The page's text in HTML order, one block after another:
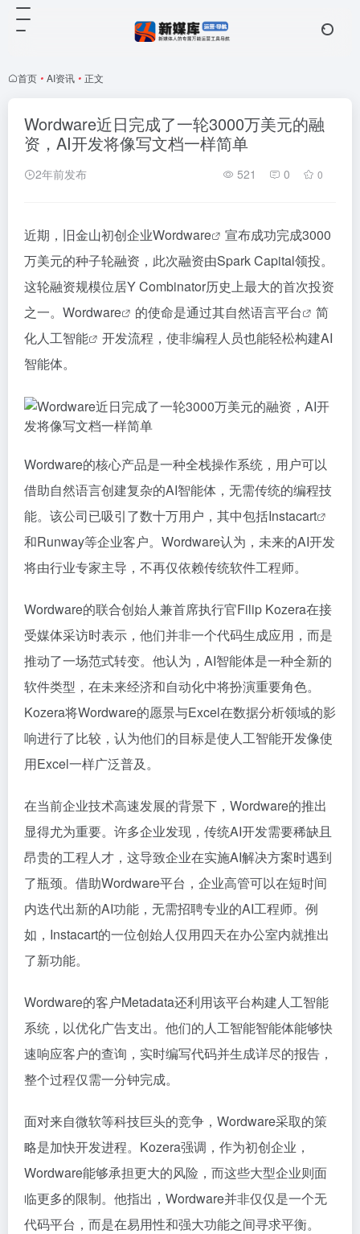
首页 • AI资讯 • 正文
Wordware近日完成了一轮3000万美元的融
资，AI开发将像写文档一样简单
2年前发布 521 0 0
近期，旧金山初创企业Wordware
宣布成功完成3000
万美元的种子轮融资，此次融资由Spark Capital领投。
这轮融资规模位居Y Combinator历史上最大的首次投资
之一。 Wordware 的使命是通过其自然语言平台
简
化人工智能
开发流程，使非编程人员也能轻松构建AI
智能体。
Wordware的核心产品是一种全栈操作系统，用户可以
借助自然语言创建复杂的AI智能体，无需传统的编程技
能。该公司已吸引了数十万用户，其中包括Instacart
和Runway等企业客户。Wordware认为，未来的AI开发
将由行业专家主导，不再仅依赖传统软件工程师。
Wordware的联合创始人兼首席执行官Filip Kozera在接
受媒体采访时表示，他们并非一个代码生成应用，而是
推动了一场范式转变。他认为，AI智能体是一种全新的
软件类型，在未来经济和自动化中将扮演重要角色。
Kozera将Wordware的愿景与Excel在数据分析领域的影
响进行了比较，认为他们的目标是使人工智能开发像使
用Excel一样广泛普及。
在当前企业技术高速发展的背景下，Wordware的推出
显得尤为重要。许多企业发现，传统AI开发需要稀缺且
昂贵的工程人才，这导致企业在实施AI解决方案时遇到
了瓶颈。借助Wordware平台，企业高管可以在短时间
内迭代出新的AI功能，无需招聘专业的AI工程师。例
如，Instacart的一位创始人仅用四天在办公室内就推出
了新功能。
Wordware的客户Metadata还利用该平台构建人工智能
系统，以优化广告支出。他们的人工智能智能体能够快
速响应客户的查询，实时编写代码并生成详尽的报告，
整个过程仅需一分钟完成。
面对来自微软等科技巨头的竞争，Wordware采取的策
略是加快开发进程。Kozera强调，作为初创企业，
Wordware能够承担更大的风险，而这些大型企业则面
临更多的限制。他指出，Wordware并非仅仅是一个无
代码平台，而是在易用性和强大功能之间寻求平衡。